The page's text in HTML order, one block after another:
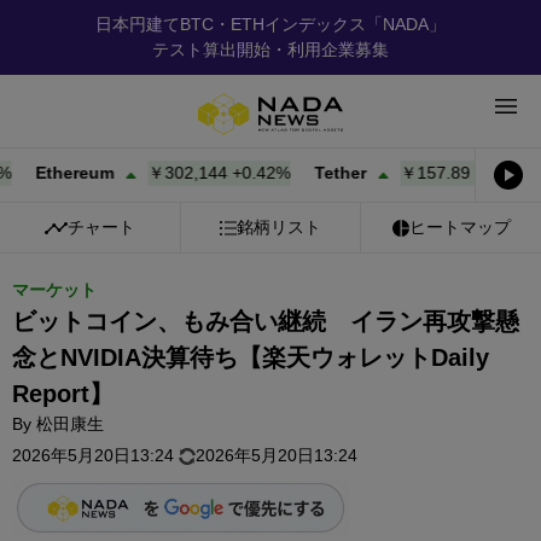
日本円建てBTC・ETHインデックス「NADA」
テスト算出開始・利用企業募集
￥302,144+0.42% Tether ￥157.89+0.02%
チャート 銘柄リスト ヒートマップ
マーケット
ビットコイン、もみ合い継続 イラン再攻撃懸
念とNVIDIA決算待ち【楽天ウォレットDaily
Report】
By 松田康生
2026年5月20日13:24
2026年5月20日13:24